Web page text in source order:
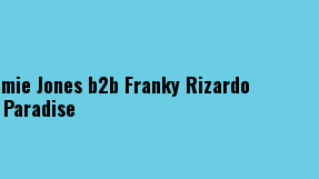
Jones b2b Franky Rizardo